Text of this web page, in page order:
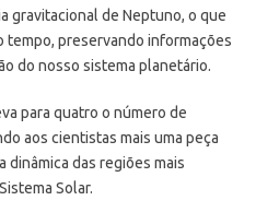
gravitacional de Neptuno, o que
tempo, preservando informações
do nosso sistema planetário.
para quatro o número de
aos cientistas mais uma peça
das regiões mais
Solar.